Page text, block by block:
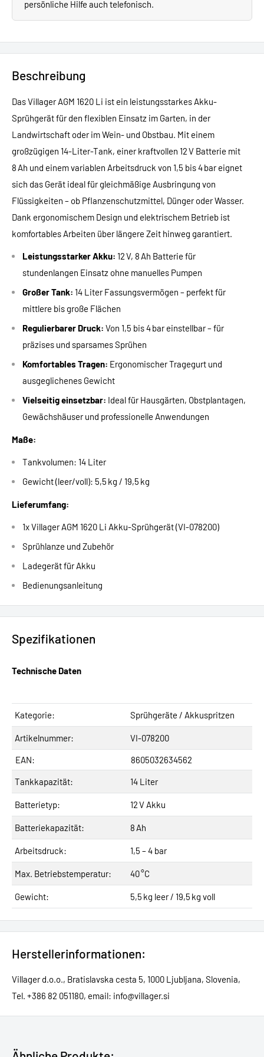
persönliche Hilfe auch telefonisch.
Beschreibung
Das Villager AGM 1620 Li ist ein leistungsstarkes Akku-
Sprühgerät für den flexiblen Einsatz im Garten, in der
Landwirtschaft oder im Wein- und Obstbau. Mit einem
großzügigen 14-Liter-Tank, einer kraftvollen 12 V Batterie mit
8 Ah und einem variablen Arbeitsdruck von 1,5 bis 4 bar eignet
sich das Gerät ideal für gleichmäßige Ausbringung von
Flüssigkeiten – ob Pflanzenschutzmittel, Dünger oder Wasser.
Dank ergonomischem Design und elektrischem Betrieb ist
komfortables Arbeiten über längere Zeit hinweg garantiert.
Leistungsstarker Akku: 12 V, 8 Ah Batterie für
stundenlangen Einsatz ohne manuelles Pumpen
Großer Tank: 14 Liter Fassungsvermögen – perfekt für
mittlere bis große Flächen
Regulierbarer Druck: Von 1,5 bis 4 bar einstellbar – für
präzises und sparsames Sprühen
Komfortables Tragen: Ergonomischer Tragegurt und
ausgeglichenes Gewicht
Vielseitig einsetzbar: Ideal für Hausgärten, Obstplantagen,
Gewächshäuser und professionelle Anwendungen
Maße:
Tankvolumen: 14 Liter
Gewicht (leer/voll): 5,5 kg / 19,5 kg
Lieferumfang:
1x Villager AGM 1620 Li Akku-Sprühgerät (VI-078200)
Sprühlanze und Zubehör
Ladegerät für Akku
Bedienungsanleitung
Spezifikationen
Technische Daten
Kategorie: Sprühgeräte / Akkuspritzen
Artikelnummer: VI-078200
EAN: 8605032634562
Tankkapazität: 14 Liter
Batterietyp: 12 V Akku
Batteriekapazität: 8 Ah
Arbeitsdruck: 1,5 – 4 bar
Max. Betriebstemperatur: 40 °C
Gewicht: 5,5 kg leer / 19,5 kg voll
Herstellerinformationen:
Villager d.o.o., Bratislavska cesta 5, 1000 Ljubljana, Slovenia,
Tel. +386 82 051180, email: info@villager.si